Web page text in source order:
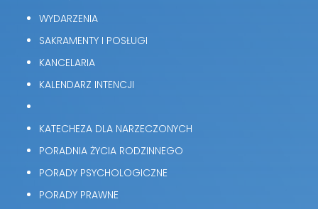
WYDARZENIA
SAKRAMENTY I POSŁUGI
KANCELARIA
KALENDARZ INTENCJI
KATECHEZA DLA NARZECZONYCH
PORADNIA ŻYCIA RODZINNEGO
PORADY PSYCHOLOGICZNE
PORADY PRAWNE